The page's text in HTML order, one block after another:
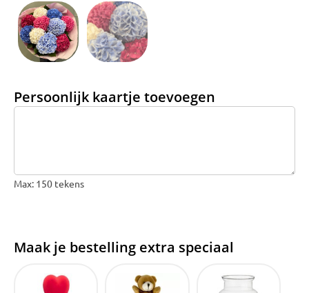
Bloemenbon
Onze bloemenwinkel
Persoonlijk kaartje toevoegen
Max: 150 tekens
Maak je bestelling extra speciaal